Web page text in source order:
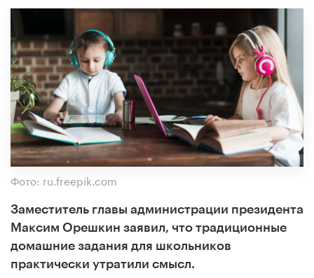
Фото: ru.freepik.com
Заместитель главы администрации президента
Максим Орешкин заявил, что традиционные
домашние задания для школьников
практически утратили смысл.